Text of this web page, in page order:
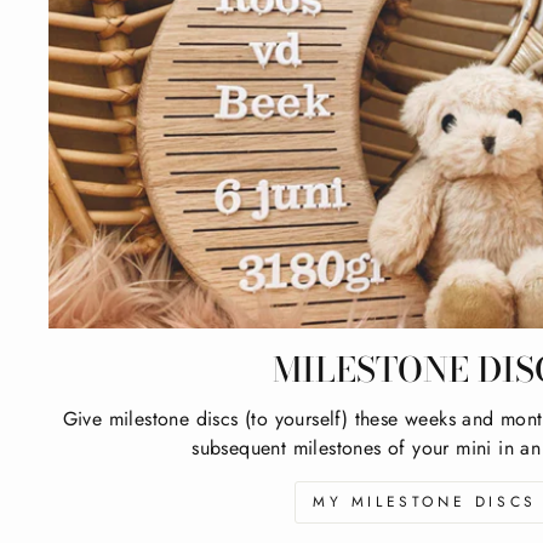
MILESTONE
Give milestone discs (to yourself) these weeks and
subsequent milestones of your mini in
MY MILESTONE DISCS